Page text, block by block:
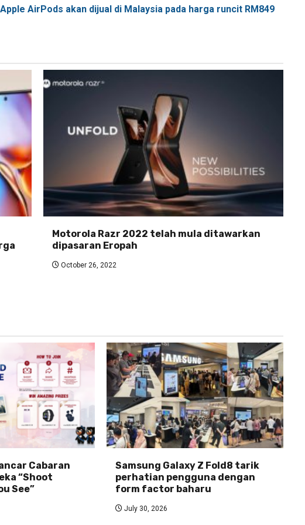
Apple AirPods akan dijual di Malaysia pada harga runcit RM849
Motorola Razr 2022 telah mula ditawarkan
dipasaran Eropah
October 26, 2022
Cabaran
“Shoot
See”
Samsung Galaxy Z Fold8 tarik
perhatian pengguna dengan
form factor baharu
July 30, 2026